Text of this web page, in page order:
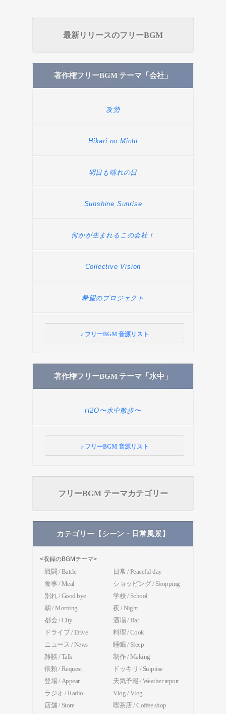
最新リリースのフリーBGM
著作権フリーBGM テーマ「会社」
攻勢
Hikari no Michi
明日も晴れの日
Sunshine Sunrise
何かが生まれるこの会社！
Collective Vision
希望のプロジェクト
♪ フリーBGM 音源リスト
著作権フリーBGM テーマ「水中」
H2O〜水中散歩〜
♪ フリーBGM 音源リスト
フリーBGM テーマカテゴリー
カテゴリー【シーン・日常風景】
<収録のBGMテーマ>
戦闘 / Battle
日常 / Peaceful day
食事 / Meal
ショッピング / Shopping
別れ / Good bye
学校 / School
朝 / Morning
夜 / Night
都会 / City
酒場 / Bar
ドライブ / Drive
料理 / Cook
ニュース / News
睡眠 / Sleep
雑談 / Talk
制作 / Making
依頼 / Request
ドッキリ / Surprise
登場 / Appear
天気予報 / Weather report
ラジオ / Radio
Vlog / Vlog
店舗 / Store
喫茶店 / Coffee shop